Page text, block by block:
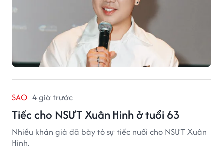
SAO 4 giờ trước
Tiếc cho NSƯT Xuân Hinh ở tuổi 63
Nhiều khán giả đã bày tỏ sự tiếc nuối cho NSƯT Xuân
Hinh.